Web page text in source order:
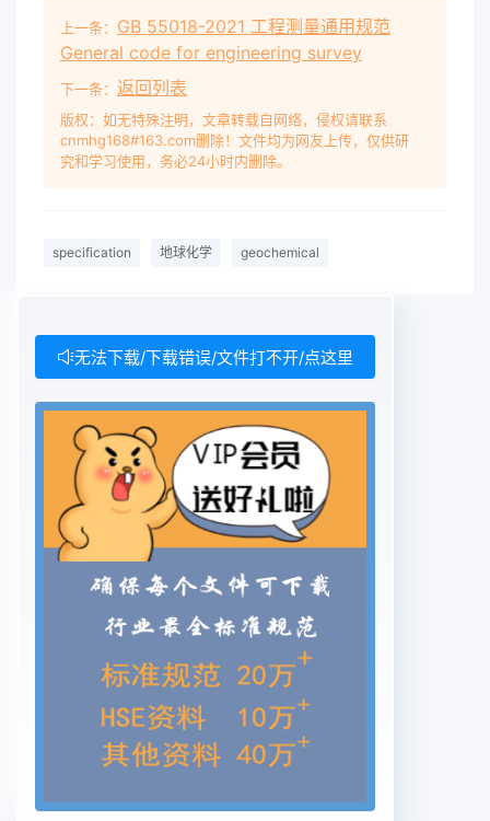
上一条： GB 55018-2021 工程测量通用规范
General code for engineering survey
下一条： 返回列表
版权：如无特殊注明，文章转载自网络，侵权请联系
cnmhg168#163.com删除！文件均为网友上传，仅供研
究和学习使用，务必24小时内删除。
specification 地球化学 geochemical
无法下载/下载错误/文件打不开/点这里